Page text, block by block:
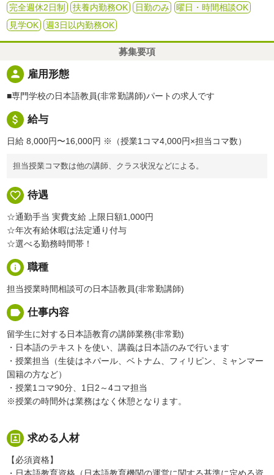
完全週休2日制
扶養内勤務OK 日勤のみ
曜日・時間相談OK
見学OK
週3日以内勤務OK
募集要項
person 雇用形態
■専門学校の日本語教員(非常勤講師)パートの求人です
attach_money 給与
日給 8,000円〜16,000円 ※（授業1コマ4,000円×担当コマ数）
担当授業コマ数は他の講師、クラス状況などによる。
favorite_border 待遇
☆通勤手当 実費支給 上限日額1,000円
☆年次有給休暇は法定通り付与
☆選べる勤務時間帯！
info 職種
担当授業時間相談可の日本語教員(非常勤講師)
label 仕事内容
留学生に対する日本語教育の講師業務(非常勤)
・日本語のテキストを使い、講義は日本語のみで行います
・授業担当（生徒はネパール、ベトナム、フィリピン、ミャンマー
国籍の方など）
・授業1コマ90分、1日2～4コマ担当
※授業の時間外は業務はなく休憩となります。
portrait 求める人材
【必須資格】